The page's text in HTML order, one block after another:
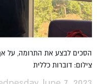
הסכים לבצע את התרומה, על
צילום: דוברות כללית